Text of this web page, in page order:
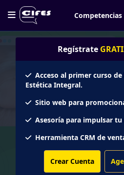
Competencias
Regístrate
Acceso al primer curso
Estética Integral.
Sitio web para
Asesoría para impulsar
Herramienta CRM de
Crear Cuenta